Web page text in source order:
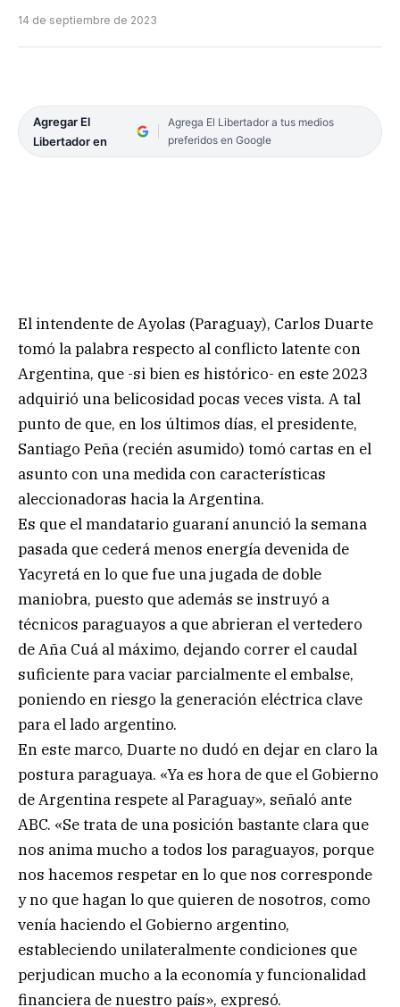
14 de septiembre de 2023
Agregar El
Libertador en
Agrega El Libertador a tus medios
preferidos en Google
El intendente de Ayolas (Paraguay), Carlos Duarte
tomó la palabra respecto al conflicto latente con
Argentina, que -si bien es histórico- en este 2023
adquirió una belicosidad pocas veces vista. A tal
punto de que, en los últimos días, el presidente,
Santiago Peña (recién asumido) tomó cartas en el
asunto con una medida con características
aleccionadoras hacia la Argentina.
Es que el mandatario guaraní anunció la semana
pasada que cederá menos energía devenida de
Yacyretá en lo que fue una jugada de doble
maniobra, puesto que además se instruyó a
técnicos paraguayos a que abrieran el vertedero
de Aña Cuá al máximo, dejando correr el caudal
suficiente para vaciar parcialmente el embalse,
poniendo en riesgo la generación eléctrica clave
para el lado argentino.
En este marco, Duarte no dudó en dejar en claro la
postura paraguaya. «Ya es hora de que el Gobierno
de Argentina respete al Paraguay», señaló ante
ABC. «Se trata de una posición bastante clara que
nos anima mucho a todos los paraguayos, porque
nos hacemos respetar en lo que nos corresponde
y no que hagan lo que quieren de nosotros, como
venía haciendo el Gobierno argentino,
estableciendo unilateralmente condiciones que
perjudican mucho a la economía y funcionalidad
financiera de nuestro país», expresó.